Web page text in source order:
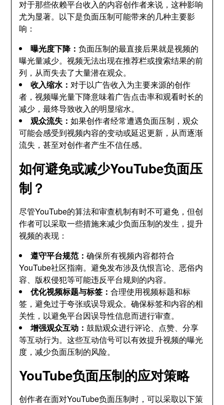
对于那些依赖平台收入的内容创作者来说，这种影响
尤为显著。以下是负面压制可能带来的几种主要影
响：
曝光度下降：负面压制的最直接后果就是视频的
曝光量减少。视频无法出现在推荐栏或搜索结果的前
列，从而失去了大量潜在观众。
收入缩水：对于以广告收入为主要来源的创作
者，视频曝光量下降意味着广告点击率和观看时长的
减少，最终导致收入的明显缩水。
观众流失：如果创作者经常遭遇负面压制，观众
可能会感受到视频内容的变动或延迟更新，从而逐渐
流失，甚至对创作者产生不信任感。
如何避免或减少YouTube负面压
制？
尽管YouTube的算法和审查机制有时不可避免，但创
作者可以采取一些措施来减少负面压制的发生，提升
视频的表现：
遵守平台规范：确保所有视频内容都符合
YouTube社区指南。避免发布涉及仇恨言论、恶俗内
容、版权侵犯等可能违反平台规则的内容。
优化视频标题与标签：合理使用视频标题和标
签，避免过于夸张或误导观众。确保标签和内容的相
关性，以避免平台因误导性信息而进行审查。
增强观众互动：鼓励观众进行评论、点赞、分享
等互动行为。这些互动信号可以有效提升视频的曝光
度，减少负面压制的风险。
YouTube负面压制的应对策略
创作者在面对YouTube负面压制时，可以采取以下策